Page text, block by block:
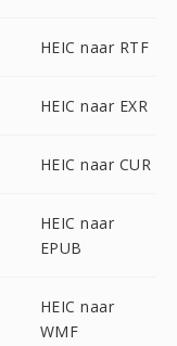
HEIC naar RTF
HEIC naar EXR
HEIC naar CUR
HEIC naar
EPUB
HEIC naar
WMF